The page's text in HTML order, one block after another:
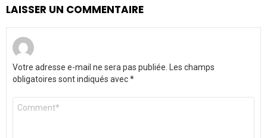
LAISSER UN COMMENTAIRE
Votre adresse e-mail ne sera pas publiée.
Les champs
obligatoires sont indiqués avec*
Commentaire